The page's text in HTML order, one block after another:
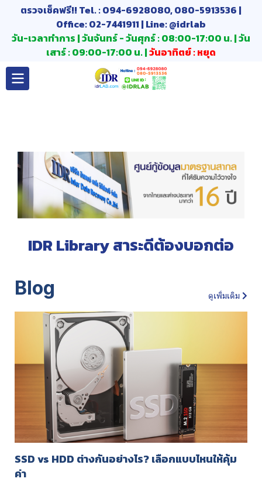
ตรวจเช็คฟรี!! Tel. : 094-6928080, 080-5913536 |
Office: 02-7441911 | Line: @idrlab
วัน-เวลาทำการ | วันจันทร์ - วันศุกร์ : 08:00-17:00 น. | วัน
เสาร์ : 09:00-17:00 น. |วันอาทิตย์ : หยุด
IDR Library สาระดีต้องบอกต่อ
Blog ดูเพิ่มเติม
SSD vs HDD ต่างกันอย่างไร? เลือกแบบไหนให้คุ้ม
ค่า